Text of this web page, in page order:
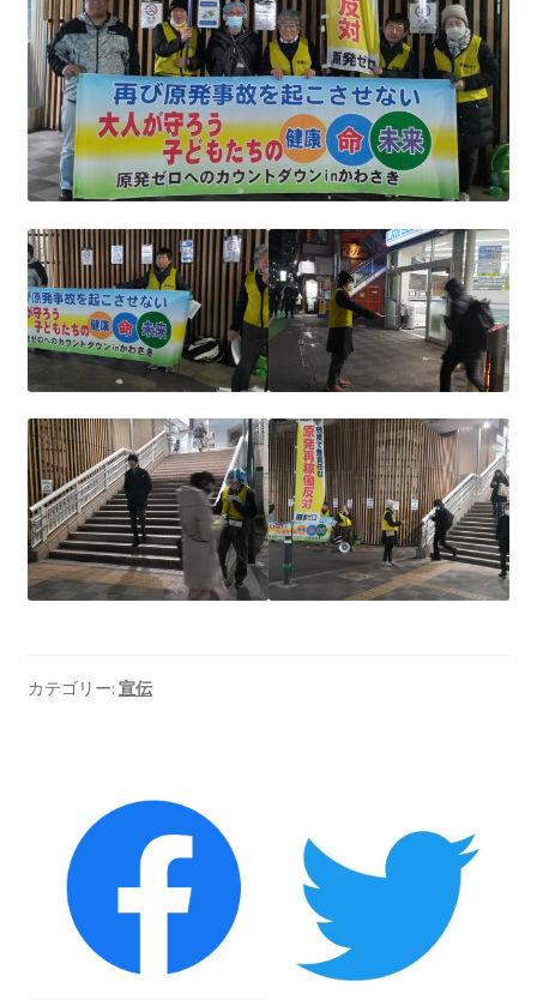
2017.3.12 第6回原発ゼロへのカウントダウンinかわさ
き 集会
2018.3.11 第７回原発ゼロへのカウントダウンinかわ
さき集会
2019.3.10 第8回 原発ゼロへのカウントダウンinかわ
さき 集会
2023.3.12 第12回原発ゼロへのカウントダウンinかわ
さき集会
2023.6.25（日）映画「原発をとめた裁判長 そして
原発をとめる農家たち」上映会を開催
2023.10.8 原発ゼロへのカウントダウンinかわさき
講演会開催
2024.3.10第13回原発ゼロへのカウントダウンinかわさ
2024.10.13 映画「決断」上映と講演会を開催
2026.3.15 第１５回原発ゼロへのカウントダウンinか
わさき集会開催
ギャラリー
カテゴリー: 宣伝